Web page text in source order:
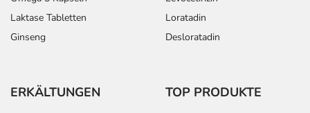
Laktase Tabletten
Ginseng
Loratadin
Desloratadin
ERKÄLTUNGEN TOP PRODUKTE